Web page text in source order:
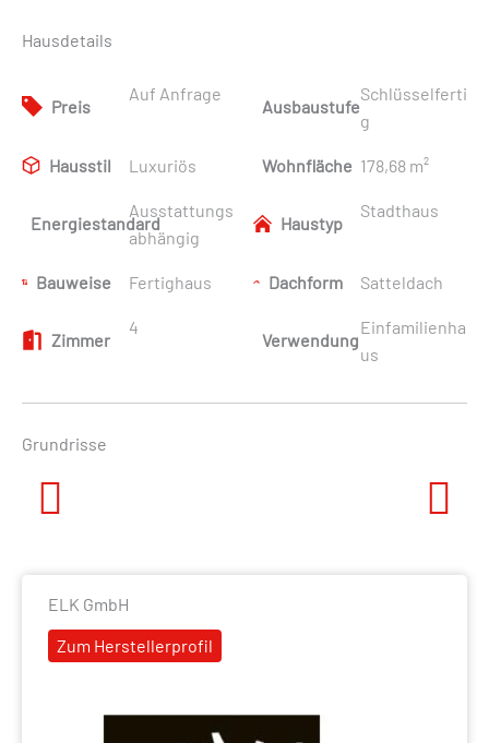
Hausdetails
Preis
Auf Anfrage
Ausbaustufe
Schlüsselferti
g
Hausstil Luxuriös Wohnfläche 178,68 m²
Energiestandard
Ausstattungs
abhängig
Haustyp
Stadthaus
Bauweise Fertighaus Dachform Satteldach
Zimmer
4
Verwendung
Einfamilienha
us
Grundrisse
ELK GmbH
Zum Herstellerprofil